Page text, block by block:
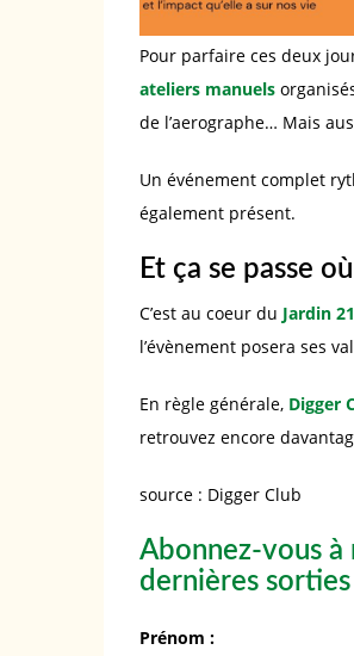
Pour parfaire ces deux
ateliers manuels
de l’aerographe… Mais
Un événement complet
également présent.
Et ça se passe
C’est au coeur du Jardin 21
l’évènement posera ses
En règle générale, Digger
retrouvez encore
source : Digger Club
Abonnez-vous
dernières
Prénom :